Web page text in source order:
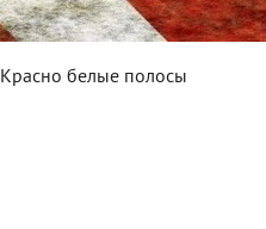
Красно белые полосы